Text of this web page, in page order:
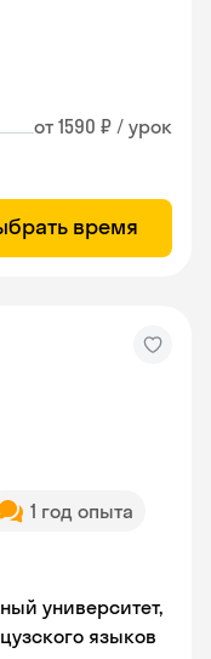
от 1590 ₽ / урок
время
1 год опыта
университет,
языков